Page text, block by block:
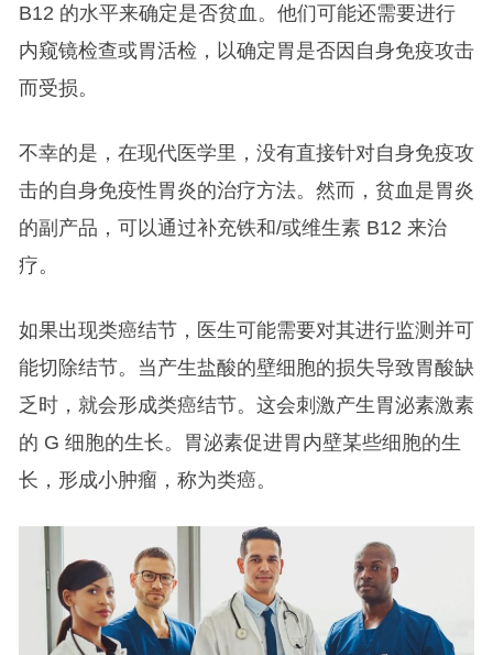
B12 的水平来确定是否贫血。他们可能还需要进行
内窥镜检查或胃活检，以确定胃是否因自身免疫攻击
而受损。
不幸的是，在现代医学里，没有直接针对自身免疫攻
击的自身免疫性胃炎的治疗方法。然而，贫血是胃炎
的副产品，可以通过补充铁和/或维生素 B12 来治
疗。
如果出现类癌结节，医生可能需要对其进行监测并可
能切除结节。当产生盐酸的壁细胞的损失导致胃酸缺
乏时，就会形成类癌结节。这会刺激产生胃泌素激素
的 G 细胞的生长。胃泌素促进胃内壁某些细胞的生
长，形成小肿瘤，称为类癌。